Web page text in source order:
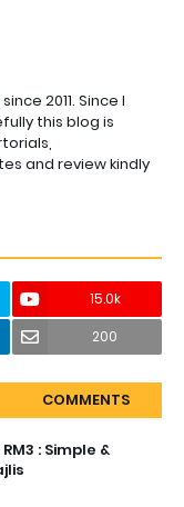
2011. Since I
this blog is
and review kindly
15.0k
200
COMMENTS
: Simple &